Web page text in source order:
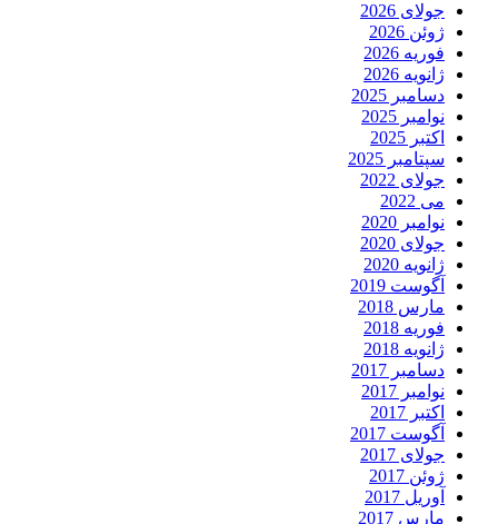
جولای 2026
ژوئن 2026
فوریه 2026
ژانویه 2026
دسامبر 2025
نوامبر 2025
اکتبر 2025
سپتامبر 2025
جولای 2022
می 2022
نوامبر 2020
جولای 2020
ژانویه 2020
آگوست 2019
مارس 2018
فوریه 2018
ژانویه 2018
دسامبر 2017
نوامبر 2017
اکتبر 2017
آگوست 2017
جولای 2017
ژوئن 2017
آوریل 2017
مارس 2017